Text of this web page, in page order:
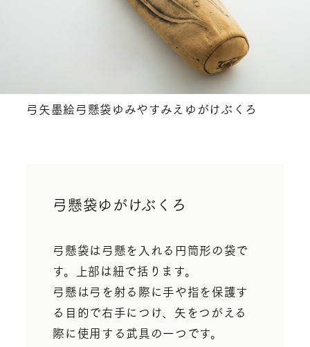
弓矢墨絵弓懸袋ゆみやすみえゆがけぶくろ
弓懸袋ゆがけぶくろ
弓懸袋は弓懸を入れる円筒形の袋で
す。上部は紐で括ります。
弓懸は弓を射る際に手や指を保護す
る目的で右手につけ、矢をつがえる
際に使用する武具の一つです。